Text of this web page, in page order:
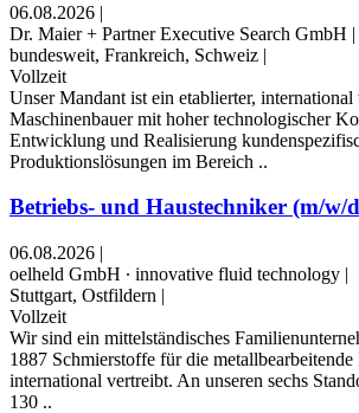
06.08.2026 |
Dr. Maier + Partner Executive Search GmbH |
bundesweit, Frankreich, Schweiz |
Vollzeit
Unser Mandant ist ein etablierter, international
Maschinenbauer mit hoher technologischer
Entwicklung und Realisierung
Produktionslösungen im Bereich ..
Betriebs- und Haustechniker (m/w/
06.08.2026 |
oelheld GmbH ∙ innovative fluid technology |
Stuttgart, Ostfildern |
Vollzeit
Wir sind ein mittelständisches
1887 Schmierstoffe für die
international vertreibt. An unseren sechs
130 ..